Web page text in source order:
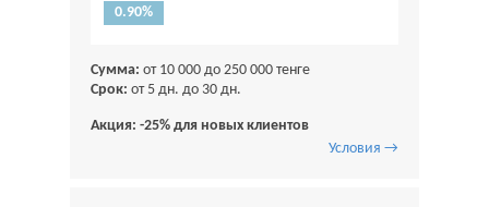
0.90%
Сумма: от 10 000 до 250 000 тенге
Срок: от 5 дн. до 30 дн.
Акция: -25% для новых клиентов
Условия →